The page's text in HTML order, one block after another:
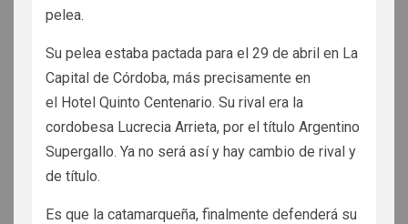
pelea.
Su pelea estaba pactada para el 29 de abril en La
Capital de Córdoba, más precisamente en
el Hotel Quinto Centenario. Su rival era la
cordobesa Lucrecia Arrieta, por el título Argentino
Supergallo. Ya no será así y hay cambio de rival y
de título.
Es que la catamarqueña, finalmente defenderá su